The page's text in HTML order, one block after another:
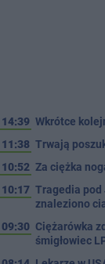
14:39 Wkrótce
11:38 Trwają
10:52 Za ciężka
10:17 Tragedia pod
znaleziono
09:30 Ciężarówka
śmigłowiec